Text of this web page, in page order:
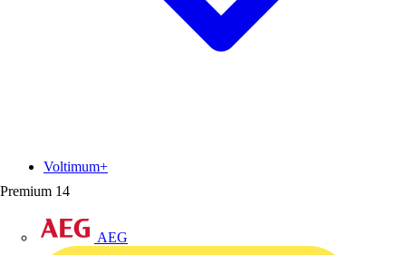
Premium 14
AEG
Voltimum+